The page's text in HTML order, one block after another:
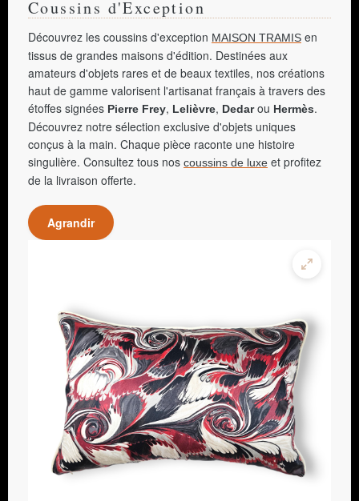
Coussins d'Exception
Découvrez les coussins d'exception MAISON TRAMIS en
tissus de grandes maisons d'édition. Destinées aux
amateurs d'objets rares et de beaux textiles, nos créations
haut de gamme valorisent l'artisanat français à travers des
étoffes signées Pierre Frey, Lelièvre, Dedarou Hermès.
Découvrez notre sélection exclusive d'objets uniques
conçus à la main. Chaque pièce raconte une histoire
singulière. Consultez tous nos coussins de luxe et profitez
de la livraison offerte.
Agrandir